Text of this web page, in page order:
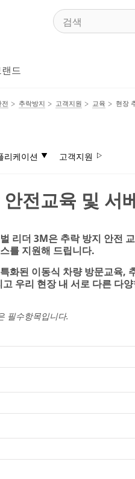
드
전 추락방지 고객지원 교육 현장
리케이션 고객지원
전교육 및 서
리더 3M은 추락 방지 안전
를 지원해 드립니다.
화된 이동식 차량 방문교육,
우리 현장 내 서로 다른 다
필수항목입니다.